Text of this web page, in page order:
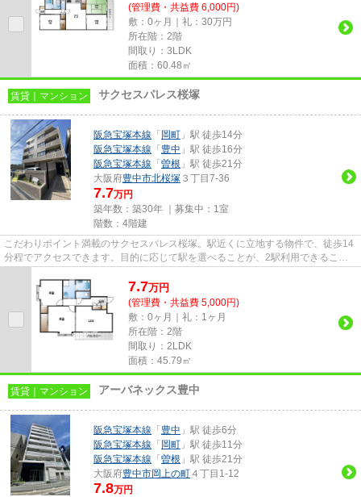
(管理費・共益費 6,000円)
敷：0ヶ月｜礼：30万円
所在階：2階
間取り：3LDK
面積：60.48㎡
賃貸｜マンション サクセスパレス桜塚
阪急宝塚本線 「 岡町 」駅 徒歩14分
阪急宝塚本線 「 豊中 」駅 徒歩16分
阪急宝塚本線 「 曽根 」駅 徒歩21分
大阪府豊中市北桜塚 ３丁目7-36
7.7万円
築年数：築30年 ｜募集中： 1室
階数：4階建
こだわりポイント満載のサクセスパレス桜塚。駅近くに立地する物件で、徒歩14
分程でアクセスできます。目的に応じて駅を選べることが、2駅利用できるこの
7.7万円
(管理費・共益費 5,000円)
敷：0ヶ月｜礼：1ヶ月
所在階：2階
間取り：2LDK
面積：45.79㎡
賃貸｜マンション アーバネックス豊中
阪急宝塚本線 「 豊中 」駅 徒歩6分
阪急宝塚本線 「 岡町 」駅 徒歩11分
阪急宝塚本線 「 曽根 」駅 徒歩21分
大阪府豊中市岡上の町 ４丁目1-12
7.8万円